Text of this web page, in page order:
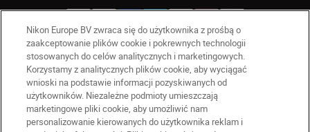
PL Nikon Sites
Skontaktuj się z nami
Oświadczenie dotyczące prywatności
Warunki użytkowania
Nikon Europe BV zwraca się do użytkownika z prośbą o
zaakceptowanie plików cookie i pokrewnych technologii
stosowanych do celów analitycznych i marketingowych.
Korzystamy z analitycznych plików cookie, aby wyciągać
wnioski na podstawie informacji pozyskiwanych od
użytkowników. Niezależne podmioty umieszczają
marketingowe pliki cookie, aby umożliwić nam
personalizowanie kierowanych do użytkownika reklam i